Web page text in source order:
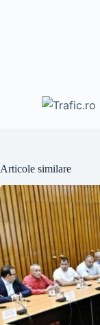
Articole similare